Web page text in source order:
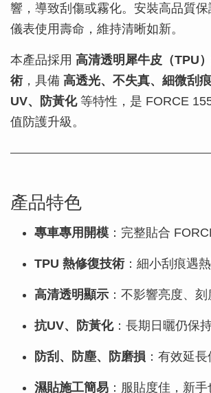
響，導致刮傷或霧化。安裝高品質
儀表使用壽命，維持清晰如新。
本產品採用 高清透明犀牛皮（TPU
術，具備 高透光、不失真、細微刮
UV、防黃化等特性，是 FORCE
值防護升級。
產品特色
專車專用開模 ：完整貼合
TPU 熱修復技術：細小刮痕遇
高清透明顯示 ：不影響亮度、
抗UV、防黃化：長期日曬仍保
防刮、防塵、防磨損 ：有效延
濕貼施工簡易 ：服貼度佳，新